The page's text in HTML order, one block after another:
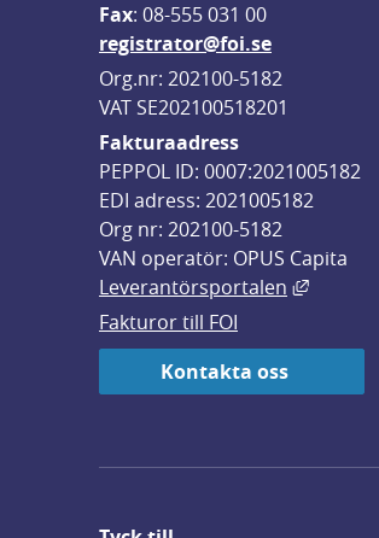
Fax: 08-555 031 00
registrator@foi.se
Org.nr: 202100-5182
VAT SE202100518201
Fakturaadress
PEPPOL ID: 0007:2021005182
EDI adress: 2021005182
Org nr: 202100-5182
VAN operatör: OPUS Capita
Leverantörsportalen
Länk
Fakturor till FOI
Kontakta oss